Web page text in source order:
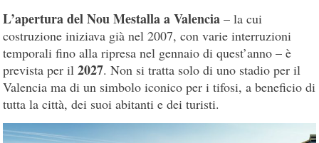
L’apertura del Nou Mestalla a Valencia – la cui
costruzione iniziava già nel 2007, con varie interruzioni
temporali fino alla ripresa nel gennaio di quest’anno – è
prevista per il2027. Non si tratta solo di uno stadio per il
Valencia ma di un simbolo iconico per i tifosi, a beneficio di
tutta la città, dei suoi abitanti e dei turisti.